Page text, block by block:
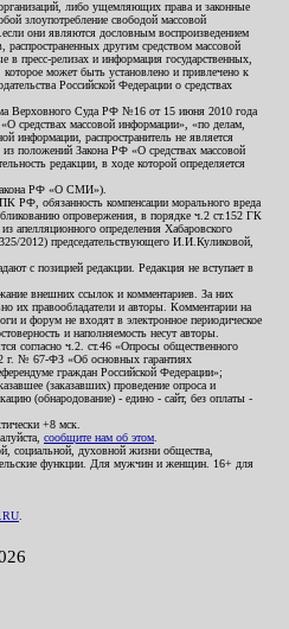
либо ущемляющих права и законные
злоупотребление свободой массовой
они являются дословным воспроизведением
другим средством массовой
пресс-релизах и информация государственных,
может быть установлено и привлечено к
Российской Федерации о средствах
Верховного Суда РФ №16 от 15 июня 2010 года
средствах массовой информации», «по делам,
информации, распространитель не является
положений Закона РФ «О средствах массовой
редакции, в ходе которой определяется
РФ «О СМИ»).
РФ, обязанность компенсации морального вреда
опровержения, в порядке ч.2 ст.152 ГК
апелляционного определения Хабаровского
2012) председательствующего И.И.Куликовой,
с позицией редакции. Редакция не вступает в
внешних ссылок и комментариев. За них
их правообладатели и авторы. Комментарии на
и форум не входят в электронное периодическое
и наполняемость несут авторы.
согласно ч.2. ст.46 «Опросы общественного
г. № 67-ФЗ «Об основных гарантиях
граждан Российской Федерации»;
(заказавших) проведение опроса и
(обнародование) - едино - сайт, без оплаты -
+8 мск.
сообщите нам об этом
социальной, духовной жизни общества,
функции. Для мужчин и женщин. 16+ для